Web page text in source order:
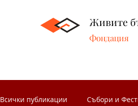
Живите
Фондация
Всички публикации Събори и